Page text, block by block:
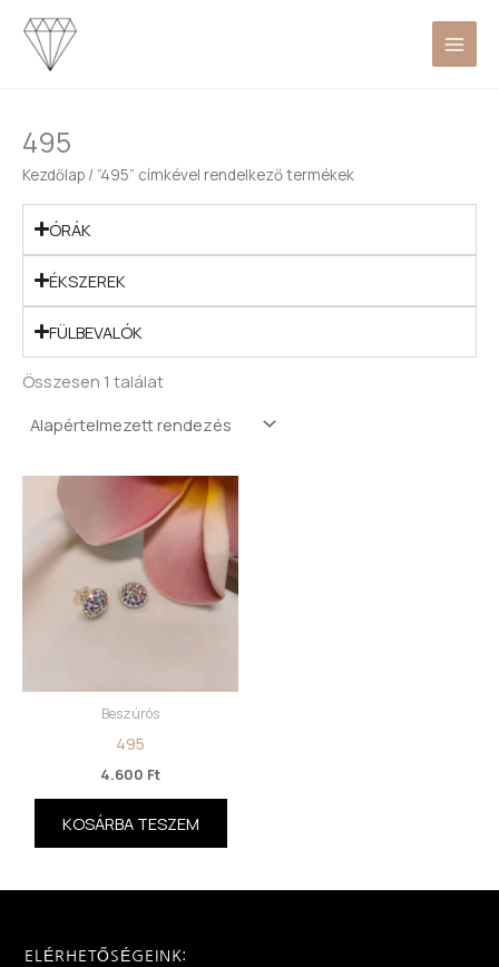
Skip
content
495
Kezdőlap / “495” címkével rendelkező termékek
ÓRÁK
ÉKSZEREK
FÜLBEVALÓK
Összesen 1 találat
Beszúrós
495
4.600 Ft
KOSÁRBA TESZEM
ELÉRHETŐSÉGEINK: